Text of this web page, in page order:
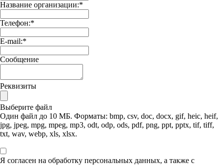
Название организации:*
Телефон:*
E-mail:*
Сообщение
Реквизиты
Выберите файл
Один файл до 10 МБ. Форматы: bmp, csv, doc, docx, gif, heic, heif,
jpg, jpeg, mpg, mpeg, mp3, odt, odp, ods, pdf, png, ppt, pptx, tif, tiff,
txt, wav, webp, xls, xlsx.
Я согласен на обработку персональных данных, а также с